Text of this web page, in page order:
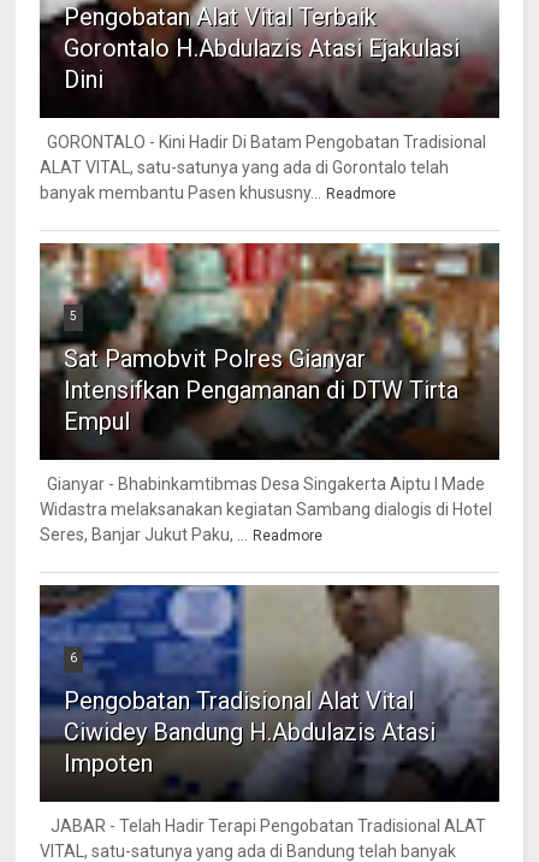
Pengobatan Alat Vital Terbaik
Gorontalo H.Abdulazis Atasi Ejakulasi
Dini
GORONTALO - Kini Hadir Di Batam Pengobatan Tradisional
ALAT VITAL, satu-satunya yang ada di Gorontalo telah
banyak membantu Pasen khususny...
Readmore
5
Sat Pamobvit Polres Gianyar
Intensifkan Pengamanan di DTW Tirta
Empul
Gianyar - Bhabinkamtibmas Desa Singakerta Aiptu I Made
Widastra melaksanakan kegiatan Sambang dialogis di Hotel
Seres, Banjar Jukut Paku, ...
Readmore
6
Pengobatan Tradisional Alat Vital
Ciwidey Bandung H.Abdulazis Atasi
Impoten
JABAR - Telah Hadir Terapi Pengobatan Tradisional ALAT
VITAL, satu-satunya yang ada di Bandung telah banyak